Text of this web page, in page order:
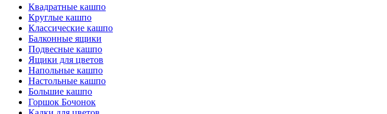
Квадратные кашпо
Круглые кашпо
Классические кашпо
Балконные ящики
Подвесные кашпо
Ящики для цветов
Напольные кашпо
Настольные кашпо
Большие кашпо
Горшок Бочонок